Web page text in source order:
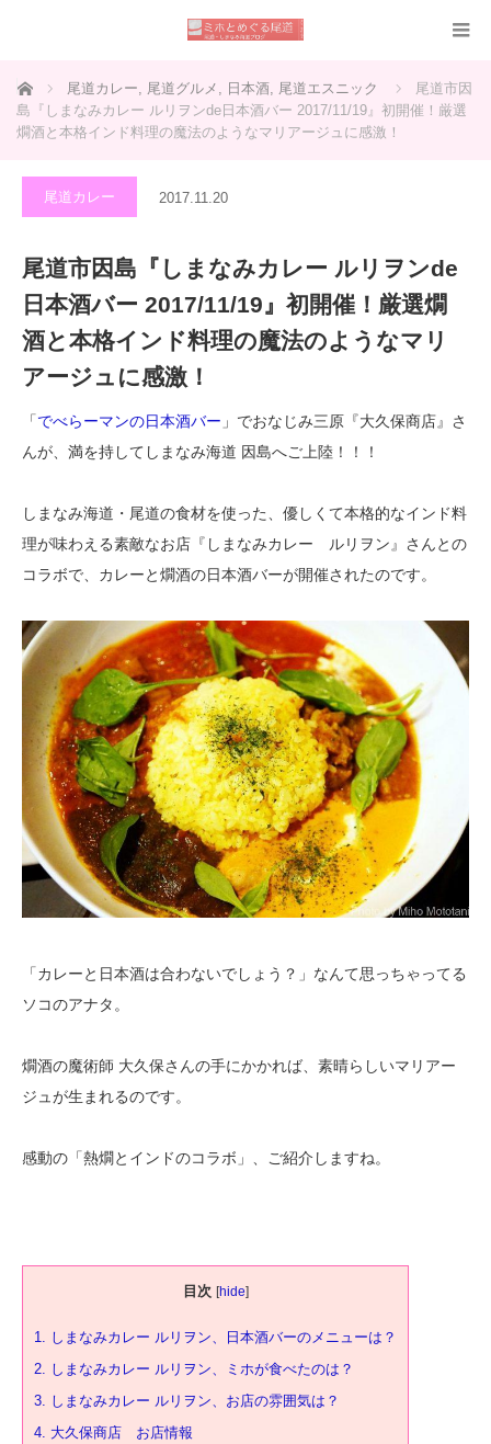
ホーム 尾道カレー, 尾道グルメ , 日本酒, 尾道エスニック
尾道市因
島『しまなみカレー ルリヲンde日本酒バー 2017/11/19』初開催！厳選
燗酒と本格インド料理の魔法のようなマリアージュに感激！
尾道カレー 2017.11.20
尾道市因島『しまなみカレー ルリヲンde
日本酒バー 2017/11/19』初開催！厳選燗
酒と本格インド料理の魔法のようなマリ
アージュに感激！
「でべらーマンの日本酒バー 」でおなじみ三原『大久保商店』さ
んが、満を持してしまなみ海道 因島へご上陸！！！
しまなみ海道・尾道の食材を使った、優しくて本格的なインド料
理が味わえる素敵なお店『しまなみカレー ルリヲン』さんとの
コラボで、カレーと燗酒の日本酒バーが開催されたのです。
「カレーと日本酒は合わないでしょう？」なんて思っちゃってる
ソコのアナタ。
燗酒の魔術師 大久保さんの手にかかれば、素晴らしいマリアー
ジュが生まれるのです。
感動の「熱燗とインドのコラボ」、ご紹介しますね。
目次 [hide]
1.
しまなみカレー ルリヲン、日本酒バーのメニューは？
2.
しまなみカレー ルリヲン、ミホが食べたのは？
3.
しまなみカレー ルリヲン、お店の雰囲気は？
4. 大久保商店 お店情報